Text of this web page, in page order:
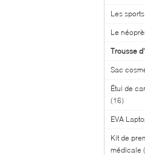
Les
Le
Trousse
Sac
Étui de
(16)
EVA
Kit de
médicale